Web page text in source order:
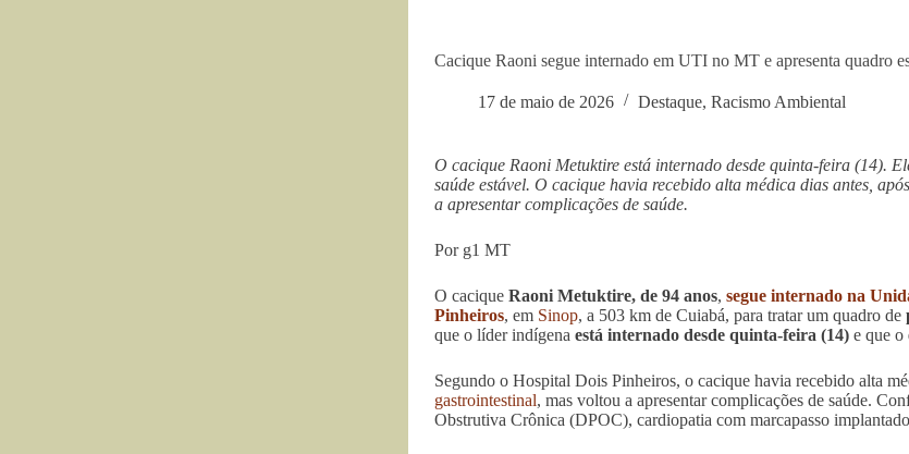
Cacique Raoni segue internado em UTI no MT e apresenta quadro
17 de maio de 2026 Destaque, Racismo Ambiental
O cacique Raoni Metuktire está internado desde quinta-feira (14).
saúde estável. O cacique havia recebido alta médica dias antes,
a apresentar complicações de saúde.
Por g1 MT
O cacique Raoni Metuktire, de 94 anos, segue internado na
Pinheiros, em Sinop, a 503 km de Cuiabá, para tratar um quadro de
que o líder indígena está internado desde quinta-feira (14)e que o
Segundo o Hospital Dois Pinheiros, o cacique havia recebido alta
gastrointestinal, mas voltou a apresentar complicações de saúde.
Obstrutiva Crônica (DPOC), cardiopatia com marcapasso